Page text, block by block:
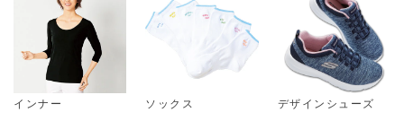
インナー ソックス デザインシューズ